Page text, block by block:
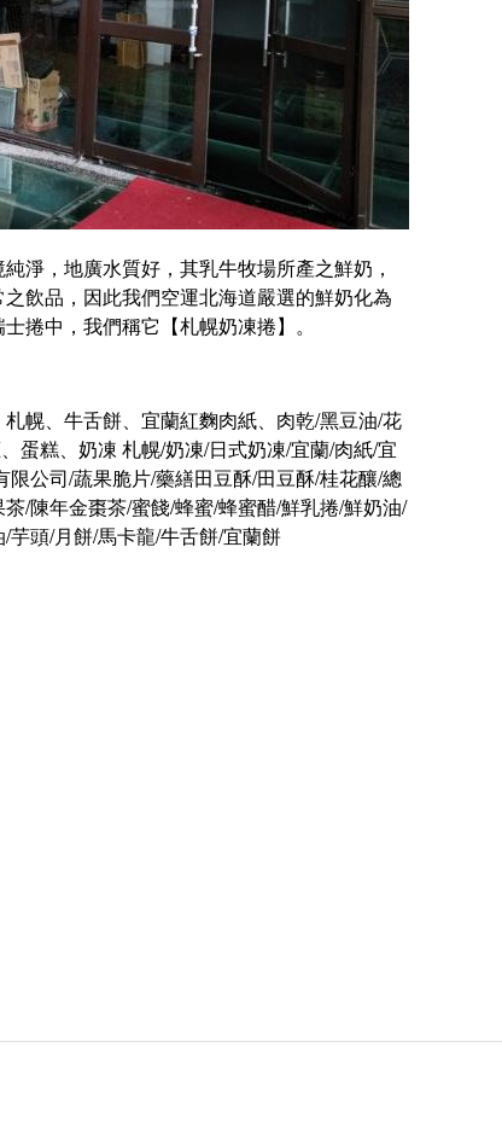
淨，地廣水質好，其乳牛牧場所產之鮮奶，
飲品，因此我們空運北海道嚴選的鮮奶化為
捲中，我們稱它【札幌奶凍捲】。
幌、牛舌餅、宜蘭紅麴肉紙、肉乾/黑豆油/花
蛋糕、奶凍 札幌/奶凍/日式奶凍/宜蘭/肉紙/宜
公司/蔬果脆片/藥繕田豆酥/田豆酥/桂花釀/總
/陳年金棗茶/蜜餞/蜂蜜/蜂蜜醋/鮮乳捲/鮮奶油/
芋頭/月餅/馬卡龍/牛舌餅/宜蘭餅